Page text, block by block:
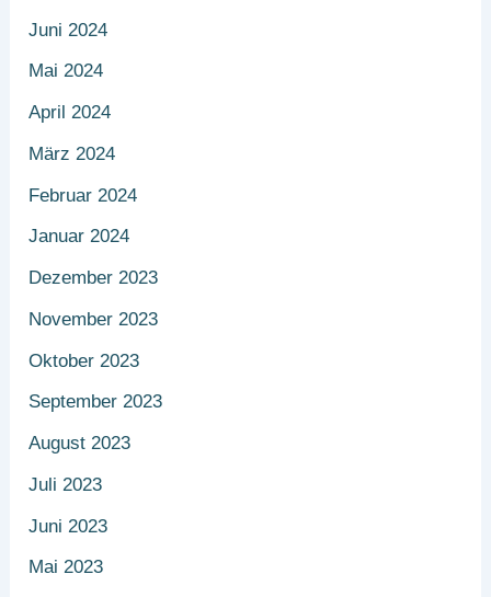
Juni 2024
Mai 2024
April 2024
März 2024
Februar 2024
Januar 2024
Dezember 2023
November 2023
Oktober 2023
September 2023
August 2023
Juli 2023
Juni 2023
Mai 2023